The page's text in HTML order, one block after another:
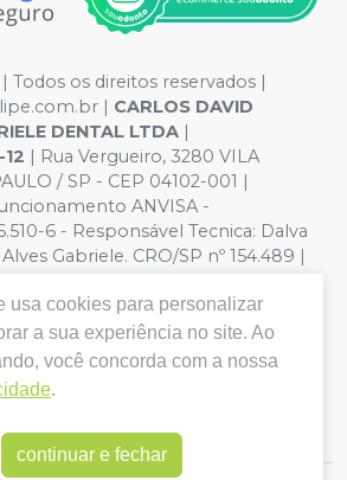
Todos os direitos reservados |
| CARLOS DAVID
DENTAL LTDA |
| Rua Vergueiro, 3280 VILA
/ SP - CEP 04102-001 |
ANVISA -
6 - Responsável Tecnica: Dalva
Gabriele. CRO/SP nº 154.489 |
e condições da loja virtual estão
Em caso de divergência de preços
é o do Carrinho de Compra. Não
por isso nos reservamos o
compras de grandes volumes
usa cookies para personalizar
a sua experiência no site. Ao
você concorda com a nossa
.
continuar e fechar